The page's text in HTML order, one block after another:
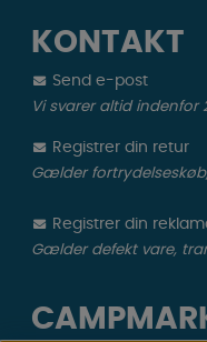
KONTAKT
Send e-post
Vi svarer altid indenfor
Registrer din retur
Gælder
Registrer din
Gælder defekt vare,